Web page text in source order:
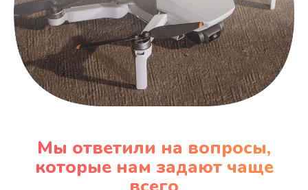
Мы ответили на вопросы,
которые нам задают чаще